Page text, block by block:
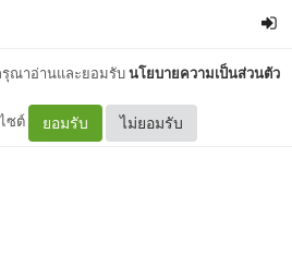
รุณาอ่านและยอมรับนโยบายความเป็นส่วนตัว
ซต์ ยอมรับ ไม่ยอมรับ